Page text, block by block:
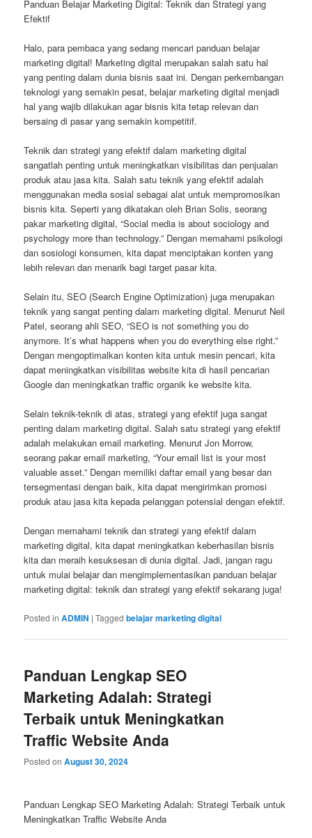
Panduan Belajar Marketing Digital: Teknik dan Strategi yang
Efektif
Halo, para pembaca yang sedang mencari panduan belajar
marketing digital! Marketing digital merupakan salah satu hal
yang penting dalam dunia bisnis saat ini. Dengan perkembangan
teknologi yang semakin pesat, belajar marketing digital menjadi
hal yang wajib dilakukan agar bisnis kita tetap relevan dan
bersaing di pasar yang semakin kompetitif.
Teknik dan strategi yang efektif dalam marketing digital
sangatlah penting untuk meningkatkan visibilitas dan penjualan
produk atau jasa kita. Salah satu teknik yang efektif adalah
menggunakan media sosial sebagai alat untuk mempromosikan
bisnis kita. Seperti yang dikatakan oleh Brian Solis, seorang
pakar marketing digital, “Social media is about sociology and
psychology more than technology.” Dengan memahami psikologi
dan sosiologi konsumen, kita dapat menciptakan konten yang
lebih relevan dan menarik bagi target pasar kita.
Selain itu, SEO (Search Engine Optimization) juga merupakan
teknik yang sangat penting dalam marketing digital. Menurut Neil
Patel, seorang ahli SEO, “SEO is not something you do
anymore. It’s what happens when you do everything else right.”
Dengan mengoptimalkan konten kita untuk mesin pencari, kita
dapat meningkatkan visibilitas website kita di hasil pencarian
Google dan meningkatkan traffic organik ke website kita.
Selain teknik-teknik di atas, strategi yang efektif juga sangat
penting dalam marketing digital. Salah satu strategi yang efektif
adalah melakukan email marketing. Menurut Jon Morrow,
seorang pakar email marketing, “Your email list is your most
valuable asset.” Dengan memiliki daftar email yang besar dan
tersegmentasi dengan baik, kita dapat mengirimkan promosi
produk atau jasa kita kepada pelanggan potensial dengan efektif.
Dengan memahami teknik dan strategi yang efektif dalam
marketing digital, kita dapat meningkatkan keberhasilan bisnis
kita dan meraih kesuksesan di dunia digital. Jadi, jangan ragu
untuk mulai belajar dan mengimplementasikan panduan belajar
marketing digital: teknik dan strategi yang efektif sekarang juga!
Posted in ADMIN |Tagged belajar marketing digital
Panduan Lengkap SEO
Marketing Adalah: Strategi
Terbaik untuk Meningkatkan
Traffic Website Anda
Posted onAugust 30, 2024
Panduan Lengkap SEO Marketing Adalah: Strategi Terbaik untuk
Meningkatkan Traffic Website Anda